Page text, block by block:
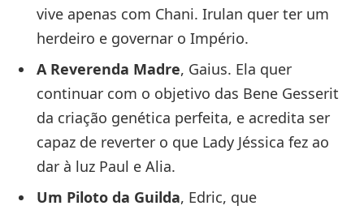
vive apenas com Chani. Irulan quer ter um
herdeiro e governar o Império.
A Reverenda Madre, Gaius. Ela quer
continuar com o objetivo das Bene Gesserit
da criação genética perfeita, e acredita ser
capaz de reverter o que Lady Jéssica fez ao
dar à luz Paul e Alia.
Um Piloto da Guilda, Edric, que